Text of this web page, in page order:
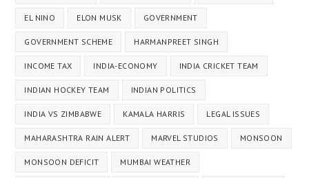
EL NINO ELON MUSK GOVERNMENT
GOVERNMENT SCHEME HARMANPREET SINGH
INCOME TAX INDIA-ECONOMY INDIA CRICKET TEAM
INDIAN HOCKEY TEAM INDIAN POLITICS
INDIA VS ZIMBABWE KAMALA HARRIS LEGAL ISSUES
MAHARASHTRA RAIN ALERT MARVEL STUDIOS MONSOON
MONSOON DEFICIT MUMBAI WEATHER